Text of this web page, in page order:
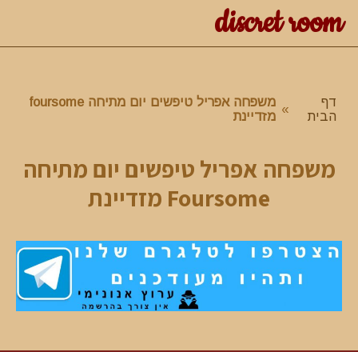
discret room
דף
הבית
»
משפחה אפריל טיפשים יום מתיחה foursome
מזדיינת
משפחה אפריל טיפשים יום מתיחה
Foursome מזדיינת